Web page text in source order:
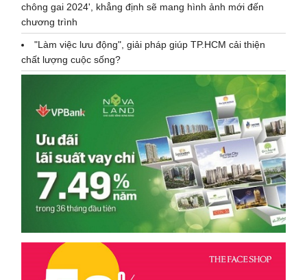
chông gai 2024', khẳng định sẽ mang hình ảnh mới đến
chương trình
"Làm việc lưu động", giải pháp giúp TP.HCM cải thiện
chất lượng cuộc sống?